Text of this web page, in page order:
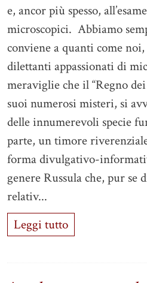
e, ancor più spesso,
microscopici. Abbiamo
conviene a quanti come
dilettanti appassionati di
meraviglie che il “Regno
suoi numerosi misteri, si
delle innumerevoli specie
parte, un timore
forma divulgativo-
genere Russula che, pur se
relativ...
Leggi tutto